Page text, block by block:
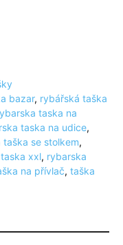
bazar, rybářská taška
taska na
taska na udice,
taška se stolkem,
xxl, rybarska
na přívlač, taška